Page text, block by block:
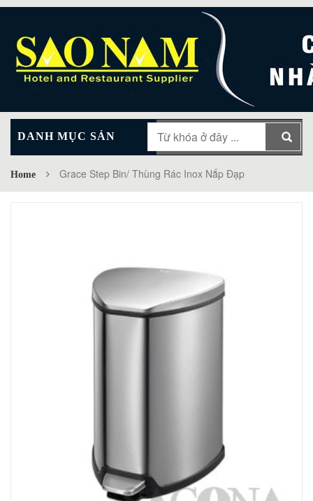
DANH MỤC SẢN
PHẨM
MAIN MENU
Home Grace Step Bin/ Thùng Rác Inox Nắp Đạp